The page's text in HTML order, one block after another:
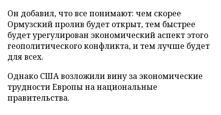
Он добавил, что все понимают: чем скорее
Ормузский пролив будет открыт, тем быстрее
будет урегулирован экономический аспект этого
геополитического конфликта, и тем лучше будет
для всех.
Однако США возложили вину за экономические
трудности Европы на национальные
правительства.